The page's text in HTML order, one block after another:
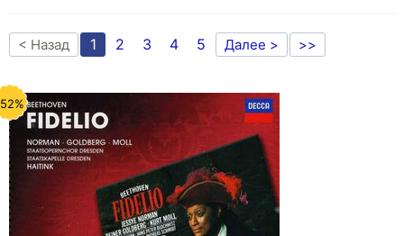
< Назад 1 2 3 4 5 Далее > >>